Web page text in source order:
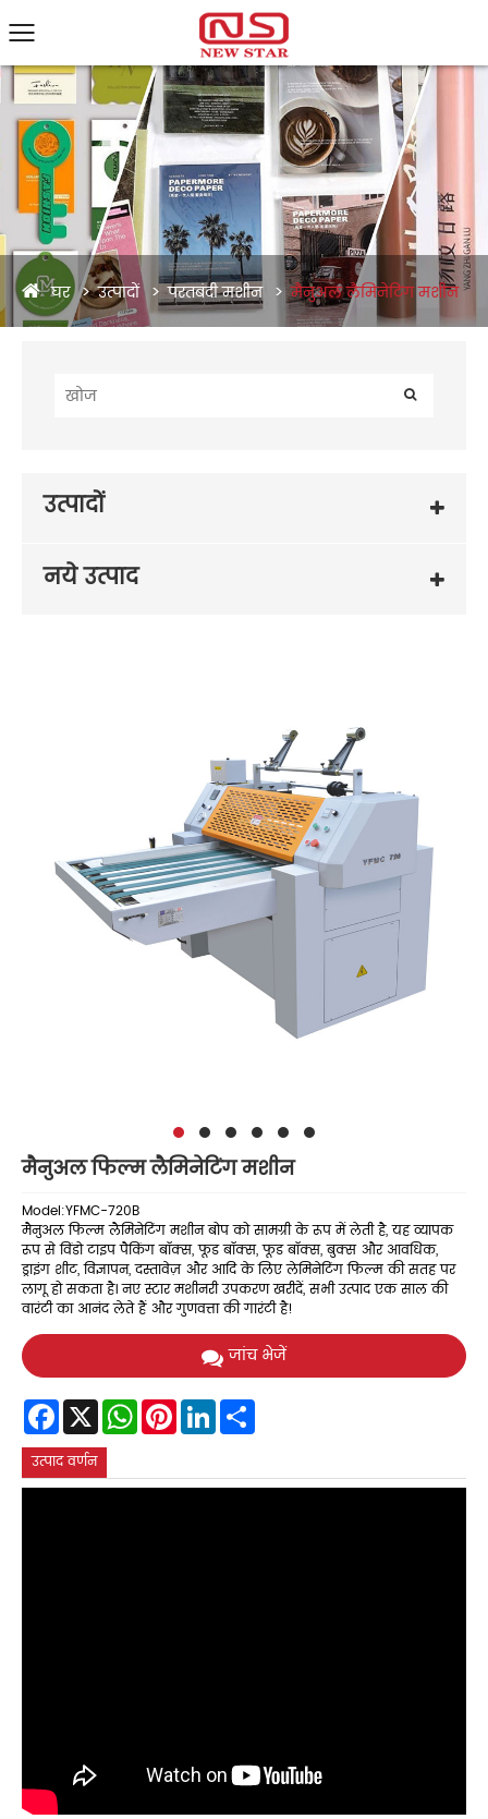
घर उत्पादों परतबंदी मशीन मैनुअल लैमिनेटिंग मशीन
उत्पादों
नये उत्पाद
मैनुअल फिल्म लैमिनेटिंग मशीन
Model:YFMC-720B
मैनुअल फिल्म लैमिनेटिंग मशीन बोप को सामग्री के रूप में लेती है, यह व्यापक
रूप से विंडो टाइप पैकिंग बॉक्स, फूड बॉक्स, फूड बॉक्स, बुक्स और आवधिक,
ड्राइंग शीट, विज्ञापन, दस्तावेज़ और आदि के लिए लेमिनेटिंग फिल्म की सतह पर
लागू हो सकता है। नए स्टार मशीनरी उपकरण खरीदें, सभी उत्पाद एक साल की
वारंटी का आनंद लेते हैं और गुणवत्ता की गारंटी है!
जांच भेजें
Facebook
X WhatsAppPinterestLinkedIn
उत्पाद वर्णन